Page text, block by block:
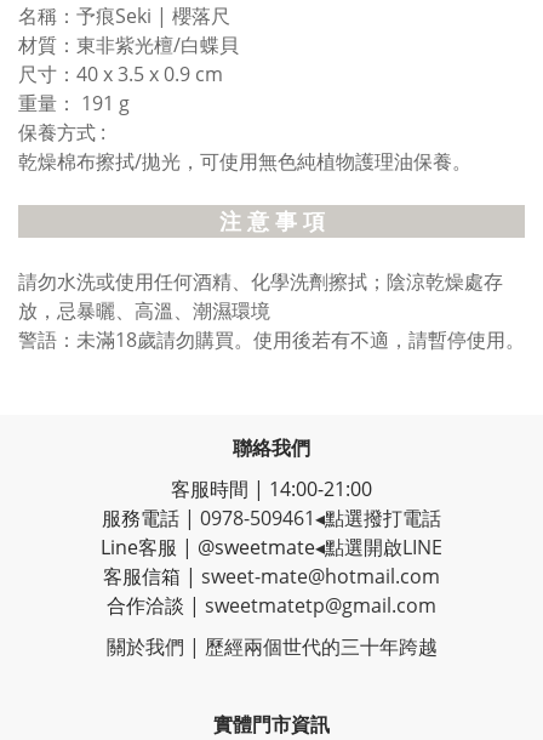
名稱：予痕Seki | 櫻落尺
材質：東非紫光檀/白蝶貝
尺寸：40 x 3.5 x 0.9 cm
重量： 191 g
保養方式 :
乾燥棉布擦拭/拋光，可使用無色純植物護理油保養。
注 意 事 項
請勿水洗或使用任何酒精、化學洗劑擦拭；陰涼乾燥處存
放，忌暴曬、高溫、潮濕環境
警語：未滿18歲請勿購買。使用後若有不適，請暫停使用。
聯絡我們
客服時間 | 14:00-21:00
服務電話 | 0978-509461◂點選撥打電話
Line客服 | @sweetmate◂點選開啟LINE
客服信箱 | sweet-mate@hotmail.com
合作洽談 | sweetmatetp@gmail.com
關於我們 | 歷經兩個世代的三十年跨越
實體門市資訊